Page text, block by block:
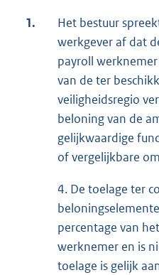
1.
Het bestuur
werkgever af dat
payroll
van de ter
veiligheidsregio
beloning van de
gelijkwaardige
of vergelijkbare
4. De toelage ter
percentage van
werknemer en is
toelage is gelijk